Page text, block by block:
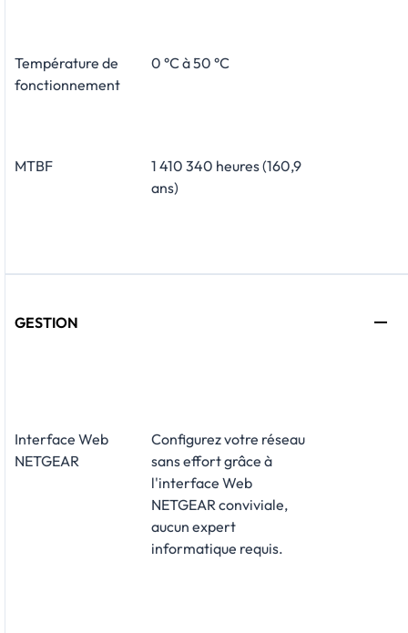
Température de
fonctionnement
0 °C à 50 °C
MTBF
1 410 340 heures (160,9
ans)
GESTION
Interface Web
NETGEAR
Configurez votre réseau
sans effort grâce à
l'interface Web
NETGEAR conviviale,
aucun expert
informatique requis.